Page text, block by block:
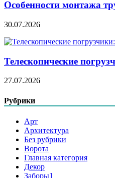
Особенности монтажа
30.07.2026
Телескопические
27.07.2026
Рубрики
Арт
Архитектура
Без рубрики
Ворота
Главная категория
Декор
Заборы1